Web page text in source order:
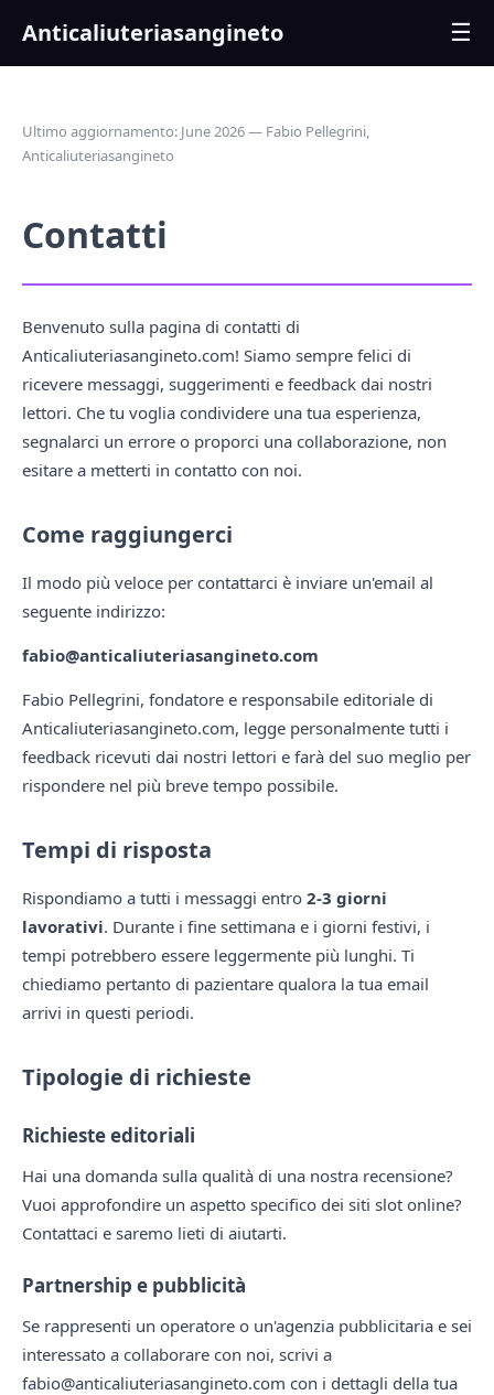
Anticaliuteriasangineto ☰
Ultimo aggiornamento: June 2026 — Fabio Pellegrini,
Anticaliuteriasangineto
Contatti
Benvenuto sulla pagina di contatti di
Anticaliuteriasangineto.com! Siamo sempre felici di
ricevere messaggi, suggerimenti e feedback dai nostri
lettori. Che tu voglia condividere una tua esperienza,
segnalarci un errore o proporci una collaborazione, non
esitare a metterti in contatto con noi.
Come raggiungerci
Il modo più veloce per contattarci è inviare un'email al
seguente indirizzo:
fabio@anticaliuteriasangineto.com
Fabio Pellegrini, fondatore e responsabile editoriale di
Anticaliuteriasangineto.com, legge personalmente tutti i
feedback ricevuti dai nostri lettori e farà del suo meglio per
rispondere nel più breve tempo possibile.
Tempi di risposta
Rispondiamo a tutti i messaggi entro 2-3 giorni
lavorativi. Durante i fine settimana e i giorni festivi, i
tempi potrebbero essere leggermente più lunghi. Ti
chiediamo pertanto di pazientare qualora la tua email
arrivi in questi periodi.
Tipologie di richieste
Richieste editoriali
Hai una domanda sulla qualità di una nostra recensione?
Vuoi approfondire un aspetto specifico dei siti slot online?
Contattaci e saremo lieti di aiutarti.
Partnership e pubblicità
Se rappresenti un operatore o un'agenzia pubblicitaria e sei
interessato a collaborare con noi, scrivi a
fabio@anticaliuteriasangineto.com con i dettagli della tua